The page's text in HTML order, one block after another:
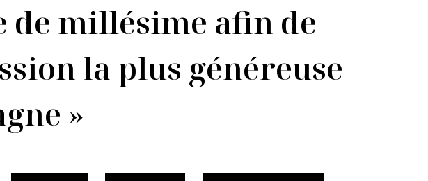
de millésime afin de
la plus généreuse
»